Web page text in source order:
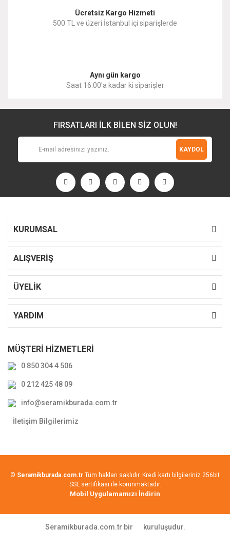
Ücretsiz Kargo Hizmeti
500 TL ve üzeri İstanbul içi siparişlerde
Aynı gün kargo
Saat 16:00'a kadar ki siparişler
FIRSATLARI İLK BİLEN SİZ OLUN!
KAYDOL
KURUMSAL
ALIŞVERİŞ
ÜYELİK
YARDIM
MÜŞTERİ HİZMETLERİ
0 850 304 4 506
0 212 425 48 09
info@seramikburada.com.tr
İletişim Bilgilerimiz
© Seramikburada.com.tr Tüm hakları saklıdır. Kredi kartı bilgileriniz 256bit
SSL sertifikası ile korunmaktadır.
Mobil Uygulamamızı İndirin
Seramikburada.com.tr bir kuruluşudur.